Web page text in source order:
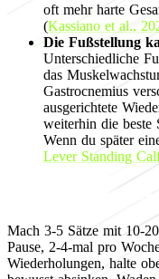
oft mehr harte
(Kassiano et al.,
Die Fußstellung
Unterschiedliche
das
Gastrocnemius
ausgerichtete
weiterhin die beste
Wenn du später
Lever Standing
Mach 3-5 Sätze mit 10-
Pause, 2-4-mal pro
Wiederholungen, halte